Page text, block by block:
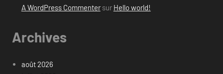
A WordPress Commentersur Hello world!
Archives
août 2026